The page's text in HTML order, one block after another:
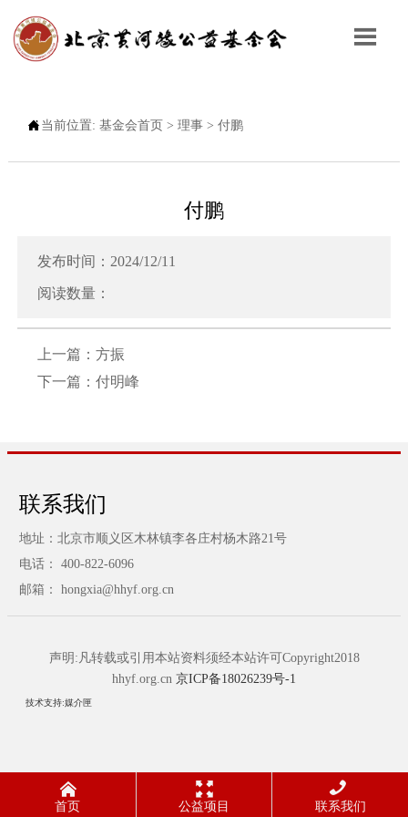

 当前位置: 基金会首页 > 理事> 付鹏
付鹏
发布时间：2024/12/11
阅读数量：
上一篇： 方振
下一篇： 付明峰
联系我们
地址：北京市顺义区木林镇李各庄村杨木路21号
电话： 400-822-6096
邮箱： hongxia@hhyf.org.cn
声明:凡转载或引用本站资料须经本站许可Copyright2018
hhyf.org.cn 京ICP备18026239号-1
技术支持:媒介匣

首页

公益项目

联系我们